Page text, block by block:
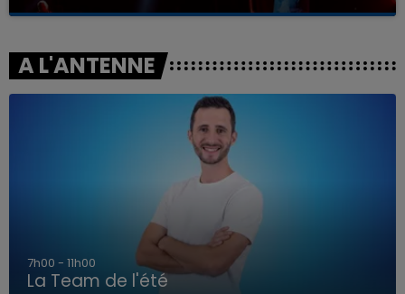
A L'ANTENNE
7h00 - 11h00
La Team de l'été